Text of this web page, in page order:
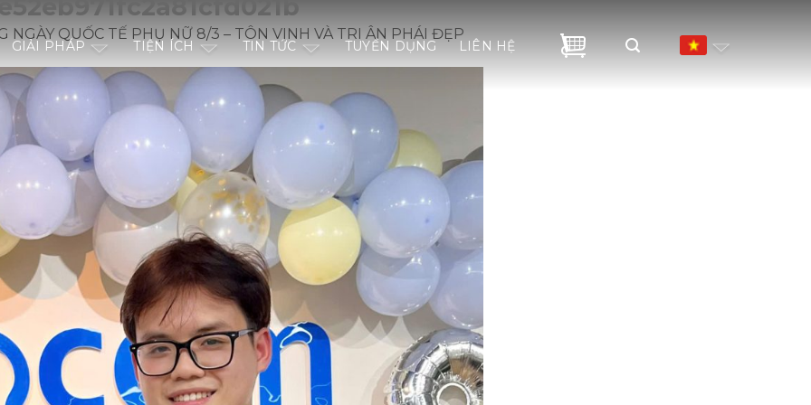
GIẢI PHÁP TIỆN ÍCH TIN TỨC TUYỂN DỤNG LIÊN HỆ
NGÀY QUỐC TẾ PHỤ NỮ 8/3 – TÔN VINH VÀ TRI ÂN PHÁI ĐẸP